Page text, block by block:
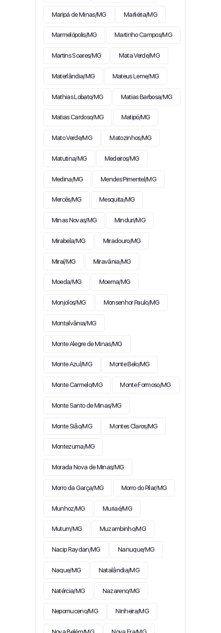
Maripá de Minas/MG Marliéria/MG
Marmelópolis/MG Martinho Campos/MG
Martins Soares/MG Mata Verde/MG
Materlândia/MG Mateus Leme/MG
Mathias Lobato/MG Matias Barbosa/MG
Matias Cardoso/MG Matipó/MG
Mato Verde/MG Matozinhos/MG
Matutina/MG Medeiros/MG
Medina/MG Mendes Pimentel/MG
Mercês/MG Mesquita/MG
Minas Novas/MG Minduri/MG
Mirabela/MG Miradouro/MG
Miraí/MG Miravânia/MG
Moeda/MG Moema/MG
Monjolos/MG Monsenhor Paulo/MG
Montalvânia/MG
Monte Alegre de Minas/MG
Monte Azul/MG Monte Belo/MG
Monte Carmelo/MG Monte Formoso/MG
Monte Santo de Minas/MG
Monte Sião/MG Montes Claros/MG
Montezuma/MG
Morada Nova de Minas/MG
Morro da Garça/MG Morro do Pilar/MG
Munhoz/MG Muriaé/MG
Mutum/MG Muzambinho/MG
Nacip Raydan/MG Nanuque/MG
Naque/MG Natalândia/MG
Natércia/MG Nazareno/MG
Nepomuceno/MG Ninheira/MG